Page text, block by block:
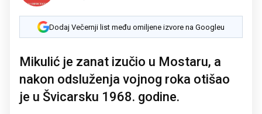
Dodaj Večernji list među omiljene izvore na Googleu
Mikulić je zanat izučio u Mostaru, a
nakon odsluženja vojnog roka otišao
je u Švicarsku 1968. godine.